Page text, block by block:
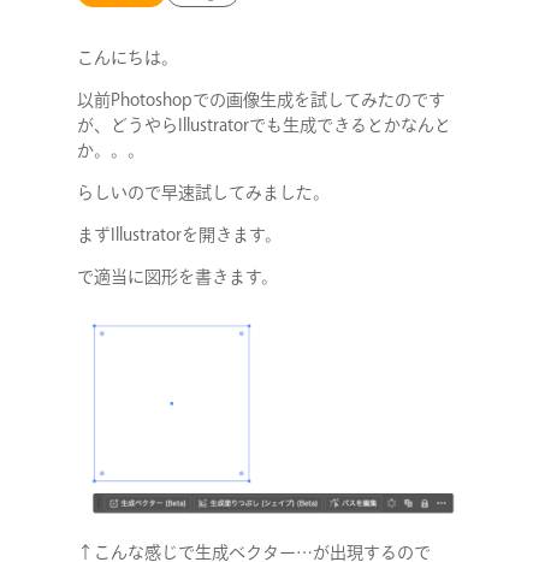
こんにちは。
以前Photoshopでの画像生成を試してみたのです
が、どうやらIllustratorでも生成できるとかなんと
か。。。
らしいので早速試してみました。
まずIllustratorを開きます。
で適当に図形を書きます。
↑こんな感じで生成ベクター…が出現するので